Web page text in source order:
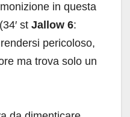
in questa
st Jallow 6:
pericoloso,
ma trova solo un